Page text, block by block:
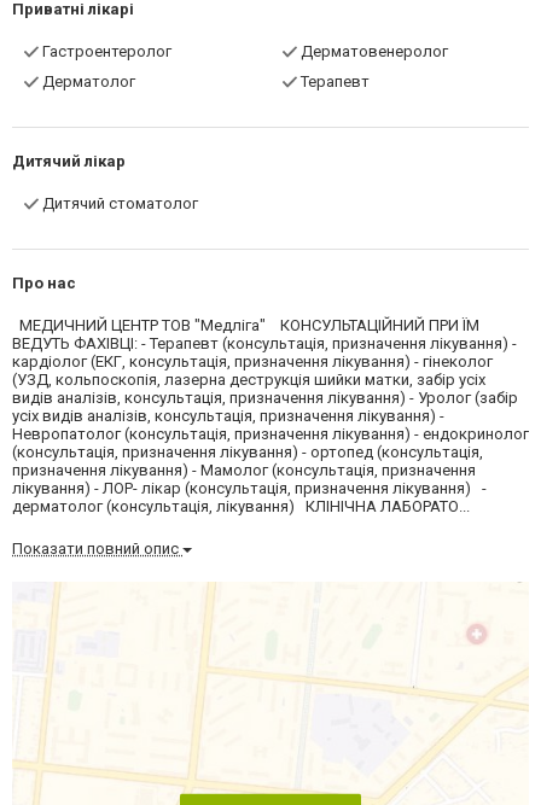
Приватні лікарі
Гастроентеролог
Дерматовенеролог
Дерматолог
Терапевт
Дитячий лікар
Дитячий стоматолог
Про нас
МЕДИЧНИЙ ЦЕНТР ТОВ "Медліга" КОНСУЛЬТАЦІЙНИЙ ПРИ ЇМ
ВЕДУТЬ ФАХІВЦІ: - Терапевт (консультація, призначення лікування) -
кардіолог (ЕКГ, консультація, призначення лікування) - гінеколог
(УЗД, кольпоскопія, лазерна деструкція шийки матки, забір усіх
видів аналізів, консультація, призначення лікування) - Уролог (забір
усіх видів аналізів, консультація, призначення лікування) -
Невропатолог (консультація, призначення лікування) - ендокринолог
(консультація, призначення лікування) - ортопед (консультація,
призначення лікування) - Мамолог (консультація, призначення
лікування) - ЛОР- лікар (консультація, призначення лікування) -
дерматолог (консультація, лікування) КЛІНІЧНА ЛАБОРАТО...
Показати повний опис